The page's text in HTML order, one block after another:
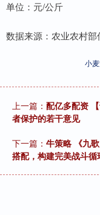
单位：元/公斤
数据来源：农业农村部
小
上一篇： 配亿多配资
者保护的若干意见
下一篇： 牛策略 《九
搭配，构建完美战斗循